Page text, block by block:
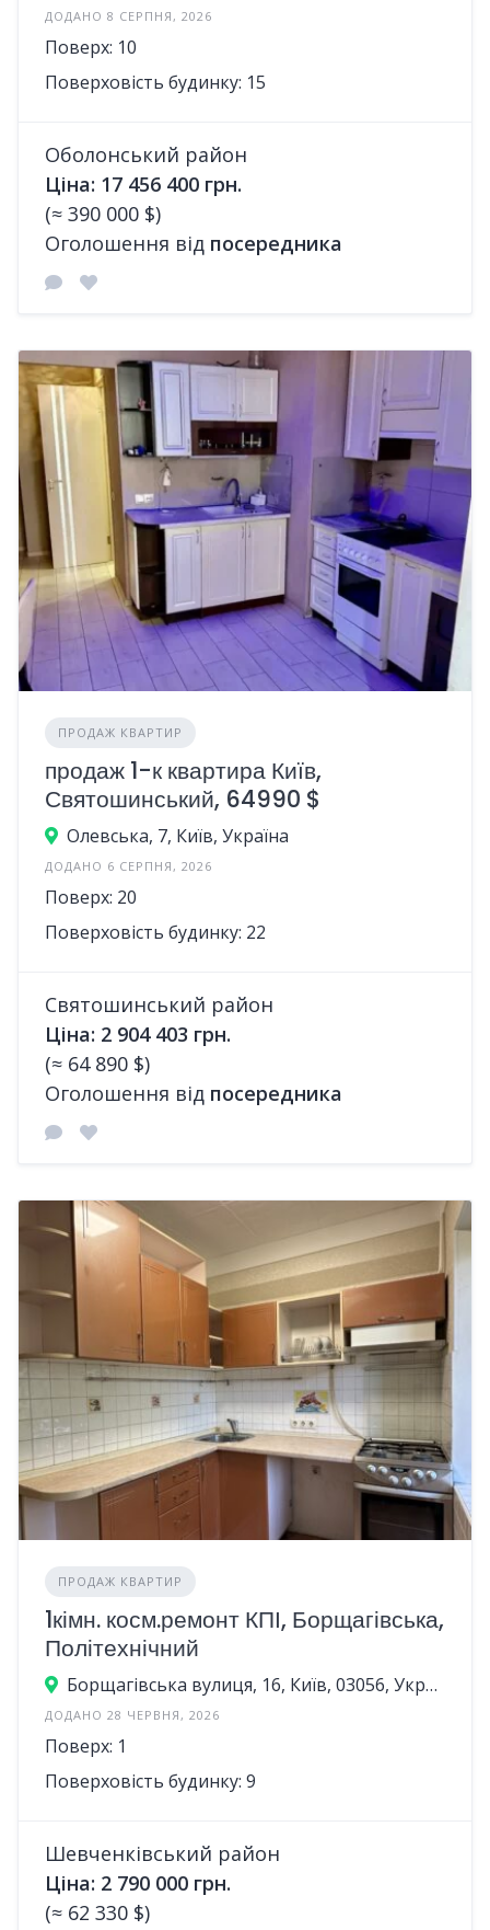
ДОДАНО 8 СЕРПНЯ, 2026
Поверх: 10
Поверховість будинку: 15
Оболонський район
Ціна: 17 456 400 грн.
(≈ 390 000 $)
Оголошення від посередника
ПРОДАЖ КВАРТИР
продаж 1-к квартира Київ,
Святошинський, 64990 $
Олевська, 7, Київ, Україна
ДОДАНО 6 СЕРПНЯ, 2026
Поверх: 20
Поверховість будинку: 22
Святошинський район
Ціна: 2 904 403 грн.
(≈ 64 890 $)
Оголошення від посередника
ПРОДАЖ КВАРТИР
1кімн. косм.ремонт КПІ, Борщагівська,
Політехнічний
Борщагівська вулиця, 16, Київ, 03056, Україна
ДОДАНО 28 ЧЕРВНЯ, 2026
Поверх: 1
Поверховість будинку: 9
Шевченківський район
Ціна: 2 790 000 грн.
(≈ 62 330 $)